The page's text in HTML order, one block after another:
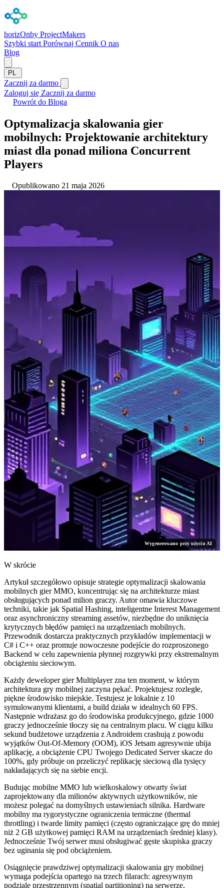
horizOnby ProjectMakers
Szybki start Porównaj Cennik O nas
Blog
PL
Zacznij za darmo
Zaloguj się Zacznij za darmo
Powrót do Bloga
Optymalizacja skalowania gier
mobilnych: Projektowanie architektury
miast dla ponad miliona Concurrent
Players
Opublikowano 21 maja 2026
Wygenerowano przy użyciu AI
W skrócie
Artykuł szczegółowo opisuje strategie optymalizacji skalowania
mobilnych gier MMO, koncentrując się na architekturze miast
obsługujących ponad milion graczy. Autor omawia kluczowe
techniki, takie jak Spatial Hashing, inteligentne Interest Management
oraz asynchroniczny streaming assetów, niezbędne do uniknięcia
krytycznych błędów pamięci na urządzeniach mobilnych.
Przewodnik dostarcza praktycznych przykładów implementacji w
C# i C++ oraz promuje nowoczesne podejście do rozproszonego
Backend w celu zapewnienia płynnej rozgrywki przy ekstremalnym
obciążeniu sieciowym.
Każdy deweloper gier Multiplayer zna ten moment, w którym
architektura gry mobilnej zaczyna pękać. Projektujesz rozległe,
piękne środowisko miejskie. Testujesz je lokalnie z 10
symulowanymi klientami, a build działa w idealnych 60 FPS.
Następnie wdrażasz go do środowiska produkcyjnego, gdzie 1000
graczy jednocześnie tłoczy się na centralnym placu. W ciągu kilku
sekund budżetowe urządzenia z Androidem crashują z powodu
wyjątków Out-Of-Memory (OOM), iOS Jetsam agresywnie ubija
aplikację, a obciążenie CPU Twojego Dedicated Server skacze do
100%, gdy próbuje on przeliczyć replikację sieciową dla tysięcy
nakładających się na siebie encji.
Budując mobilne MMO lub wielkoskalowy otwarty świat
zaprojektowany dla milionów aktywnych użytkowników, nie
możesz polegać na domyślnych ustawieniach silnika. Hardware
mobilny ma rygorystyczne ograniczenia termiczne (thermal
throttling) i twarde limity pamięci (często ograniczające grę do mniej
niż 2 GB użytkowej pamięci RAM na urządzeniach średniej klasy).
Jednocześnie Twój serwer musi obsługiwać gęste skupiska graczy
bez uginania się pod obciążeniem.
Osiągnięcie prawdziwej optymalizacji skalowania gry mobilnej
wymaga podejścia opartego na trzech filarach: agresywnym
podziale przestrzennym (spatial partitioning) na serwerze,